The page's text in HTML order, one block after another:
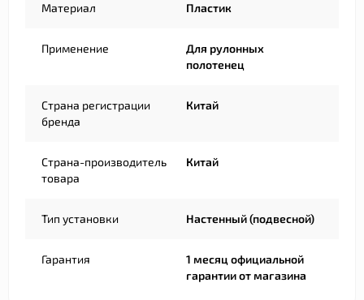
Материал Пластик
Применение
Для рулонных
полотенец
Страна регистрации
бренда
Китай
Страна-производитель
товара
Китай
Тип установки Настенный (подвесной)
Гарантия
1 месяц официальной
гарантии от магазина